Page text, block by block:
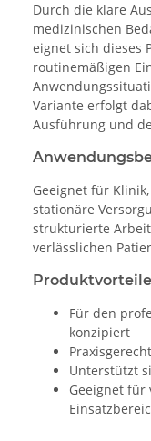
Durch die klare
medizinischen
eignet sich dieses
routinemäßigen
Variante erfolgt
Ausführung und
Geeignet für
stationäre
strukturierte
verlässlichen
Produktvorteile
Für den
konzipiert
Unterstützt
Geeignet für